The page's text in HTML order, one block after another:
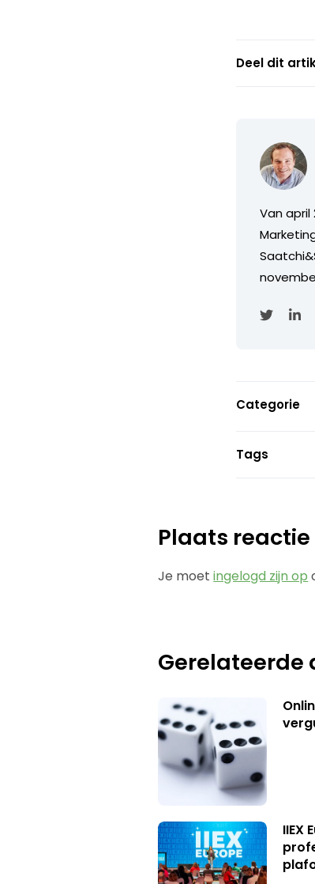
Deel dit
Van
Categorie
Tags
Plaats reactie
Je moetingelogd zijn op
Gerelateerde
IIEX